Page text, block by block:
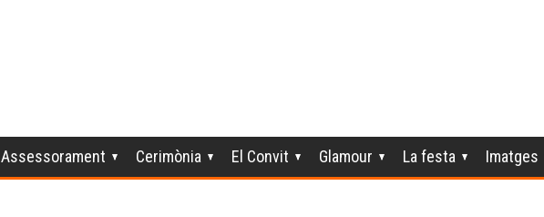
Assessorament Cerimònia El Convit Glamour La festa Imatges